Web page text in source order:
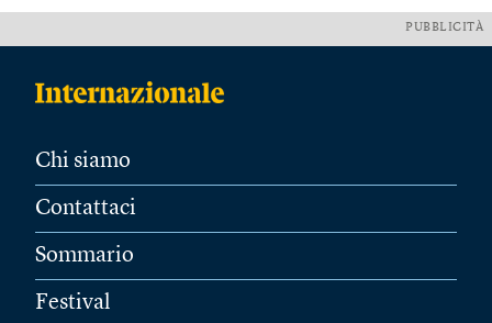
PUBBLICITÀ
Chi siamo
Contattaci
Sommario
Festival